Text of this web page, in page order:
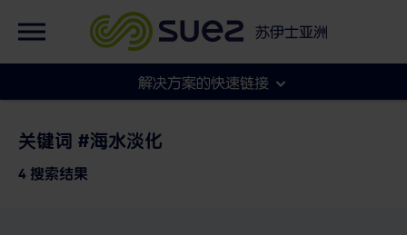
苏伊士亚洲
集团官网
解决方案的快速链接
市政
关键词 #海水淡化
4 搜索结果